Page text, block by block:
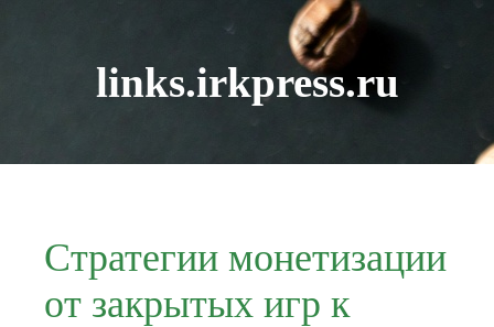
links.irkpress.ru
Стратегии монетизации
от закрытых игр к